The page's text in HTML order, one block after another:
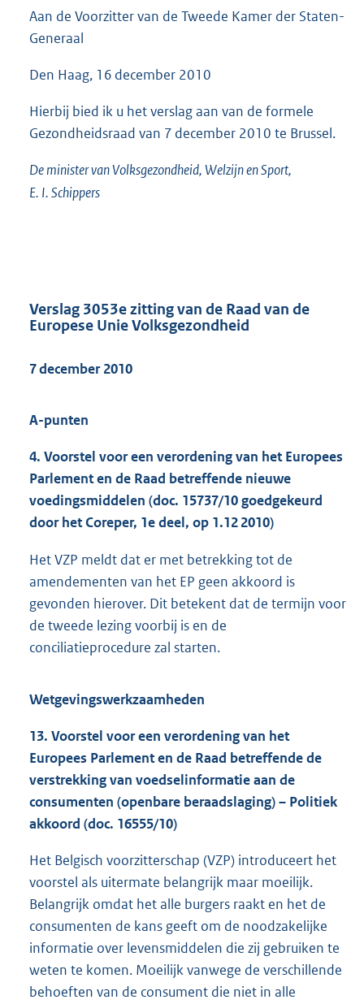
Aan de Voorzitter van de Tweede Kamer der Staten-
Generaal
Den Haag, 16 december 2010
Hierbij bied ik u het verslag aan van de formele
Gezondheidsraad van 7 december 2010 te Brussel.
De minister van Volksgezondheid, Welzijn en Sport,
E. I. Schippers
Verslag 3053e zitting van de Raad van de
Europese Unie Volksgezondheid
7 december 2010
A-punten
4. Voorstel voor een verordening van het Europees
Parlement en de Raad betreffende nieuwe
voedingsmiddelen (doc. 15737/10 goedgekeurd
door het Coreper, 1e deel, op 1.12 2010)
Het VZP meldt dat er met betrekking tot de
amendementen van het EP geen akkoord is
gevonden hierover. Dit betekent dat de termijn voor
de tweede lezing voorbij is en de
conciliatieprocedure zal starten.
Wetgevingswerkzaamheden
13. Voorstel voor een verordening van het
Europees Parlement en de Raad betreffende de
verstrekking van voedselinformatie aan de
consumenten (openbare beraadslaging) – Politiek
akkoord (doc. 16555/10)
Het Belgisch voorzitterschap (VZP) introduceert het
voorstel als uitermate belangrijk maar moeilijk.
Belangrijk omdat het alle burgers raakt en het de
consumenten de kans geeft om de noodzakelijke
informatie over levensmiddelen die zij gebruiken te
weten te komen. Moeilijk vanwege de verschillende
behoeften van de consument die niet in alle